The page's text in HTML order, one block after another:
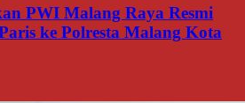
PWI Malang Raya Resmi
ke Polresta Malang Kota